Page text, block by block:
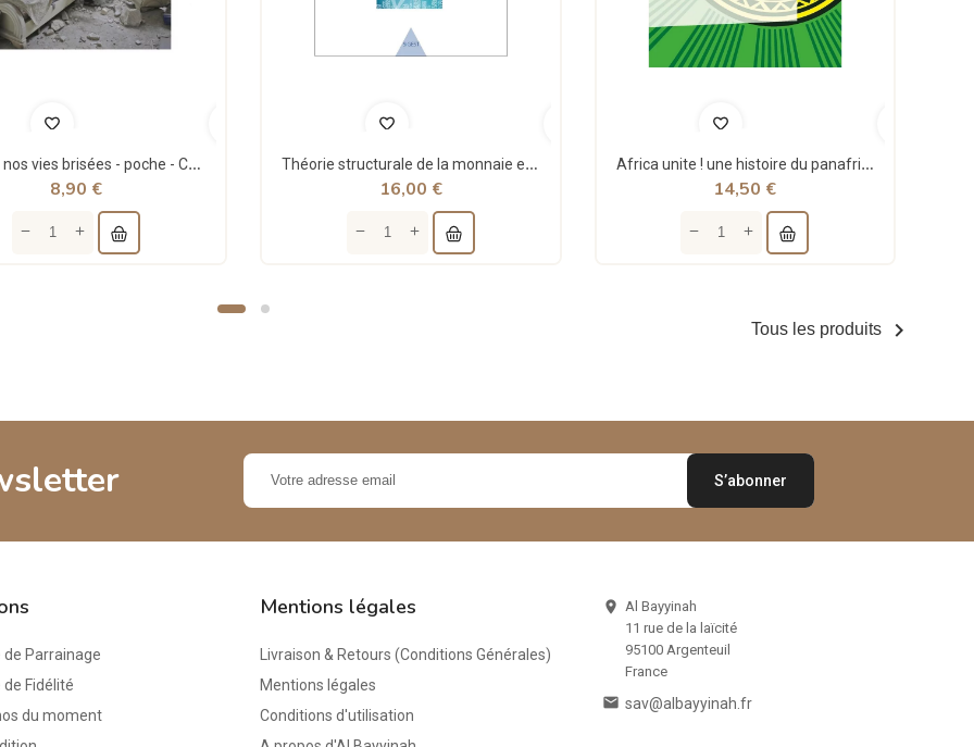
Le fil de nos vies brisées - poche - Cécile Hennion - Points
8,90 €
Théorie structurale de la monnaie et applications - Jean Rémy - Sigest
16,00 €
Africa unite ! une histoire du panafricanisme - poche - Amzat Boukari-yabara - La découverte
14,50 €
Tous les produits 
Parrainage
Fidélité
du moment
Mentions légales
Livraison & Retours (Conditions Générales)
Mentions légales
Conditions d'utilisation
 Al Bayyinah
11 rue de la laïcité
95100 Argenteuil
France
 sav@albayyinah.fr